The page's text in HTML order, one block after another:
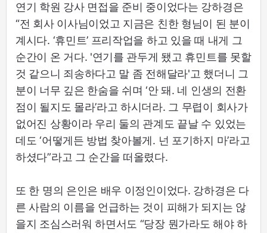
연기 학원 강사 면접을 준비 중이었다는 강하경은
“전 회사 이사님이었고 지금은 친한 형님이 된 분이
계시다. ‘휴민트’ 프리작업을 하고 있을 때 내게 그
순간이 온 거다. '연기를 관두게 됐고 휴민트를 못할
것 같으니 죄송하다고 말 좀 전해달라'고 했더니 그
분이 너무 깊은 한숨을 쉬며 ‘안 돼. 네 인생의 전환
점이 될지도 몰라’라고 하시더라. 그 무렵이 회사가
없어진 상황이라 우리 둘의 관계도 끝날 수 있었는
데도 ‘어떻게든 방법 찾아볼게. 넌 포기하지 마’라고
하셨다”라고 그 순간을 떠올렸다.
또 한 명의 은인은 배우 이정인이었다. 강하경은 다
른 사람의 이름을 언급하는 것이 피해가 되지는 않
을지 조심스러워 하면서도 “당장 뭔가라도 해야 하